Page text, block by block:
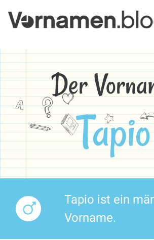
Der
Tapio
Tapio ist ein
Vorname.